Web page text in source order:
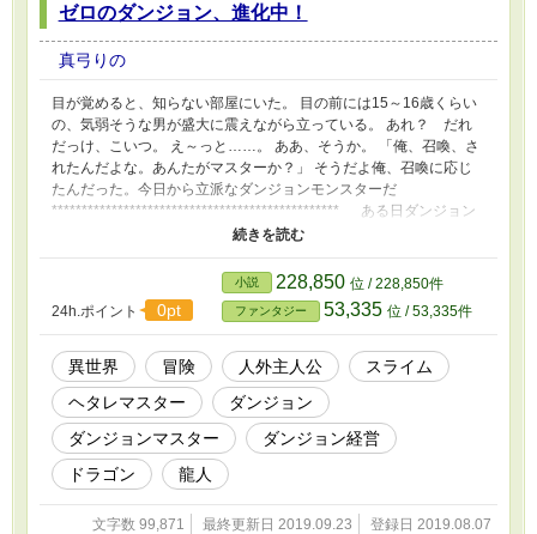
ゼロのダンジョン、進化中！
真弓りの
目が覚めると、知らない部屋にいた。 目の前には15～16歳くらい
の、気弱そうな男が盛大に震えながら立っている。 あれ？ だれ
だっけ、こいつ。 え～っと……。 ああ、そうか。 「俺、召喚、さ
れたんだよな。あんたがマスターか？」 そうだよ俺、召喚に応じ
たんだった。今日から立派なダンジョンモンスターだ
************************************************ ある日ダンジョン
マスターに召喚されたモンスターのハク(龍人)。 白龍に進化するた
で虫も殺せない。 苦肉の策で彼らが作り出したダンジョン
は……。 ************************************************ 美人エルフ
に真っ白ワンコ、王子様や豪快な火龍。頑張り屋さんのスライムま
で、登場人物多めです。 スライム好きな方、たくさんの冒険者と
のバトルを気楽に楽しみたい方はチラ見してくださいませ。 ※他
小説サイト(小説家になろう、エブリスタ)でも投稿しております。
24h.ポイント 0pt
小説 228,850 位 / 228,850件
ファンタジー 53,335 位 / 53,335件
異世界 冒険 人外主人公
スライム
ヘタレマスター
ダンジョン
ダンジョンマスター
ダンジョン経営
ドラゴン
龍人
文字数 99,871 最終更新日 2019.09.23 登録日 2019.08.07